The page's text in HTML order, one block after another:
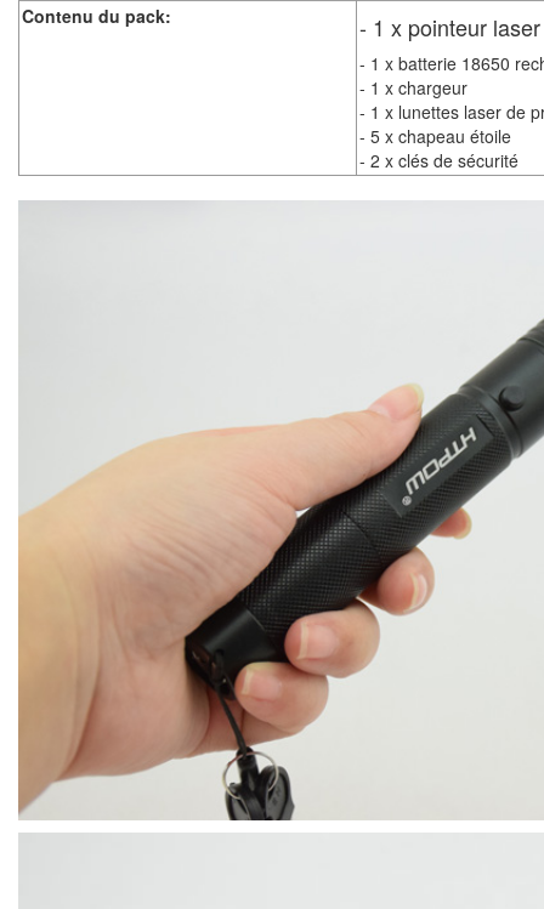
Contenu du pack:
- 1 x pointeur
- 1 x batterie 18650
- 1 x chargeur
- 1 x lunettes laser de
- 5 x chapeau étoile
- 2 x clés de sécurité